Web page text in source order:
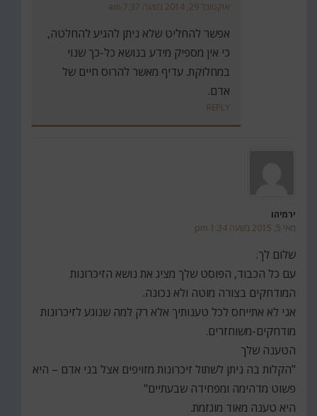
אוקטובר 29, 2014 בשעה 7:37 am
אפשר להחליט שלא ניתן להגיע להחלטה,
כי אין מספיק מידע בנושא כל-כך שנוי
במחלוקת. עדיף מאשר להרוס חיים של
אדם.
REPLY
ירמיהו
מאי 5, 2015 בשעה 1:34 pm
שלום לך.
עם כל הכבוד, הפוסט שלך מציג את נושא הזיכרונות
המודחקים בצורה מוטה ולא נכונה.
אני לא אתייחס לכל טענותיך אלא רק למה שנוגע לזיכרונות
מודחקים-משוחזרים.
הטענה שלך
"הקלות בה ניתן לשתול זיכרונות מזויפים אצל בני אדם – היא
פשוט מדהימה ומפחידה שבעתיים"
היא טענה מאוד מוגזמת.